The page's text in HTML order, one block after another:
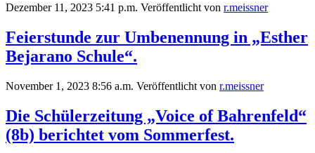
Dezember 11, 2023 5:41 p.m. Veröffentlicht von r.meissner
Feierstunde zur Umbenennung in „Esther
Bejarano Schule“.
November 1, 2023 8:56 a.m. Veröffentlicht von r.meissner
Die Schülerzeitung „Voice of Bahrenfeld“
(8b) berichtet vom Sommerfest.